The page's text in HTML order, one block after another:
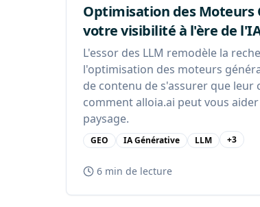
Optimisation des Moteurs
votre visibilité à l'ère de
L'essor des LLM remodèle la
l'optimisation des moteurs
de contenu de s'assurer que
comment alloia.ai peut vous
paysage.
GEO IA Générative LLM +3
6 min de lecture